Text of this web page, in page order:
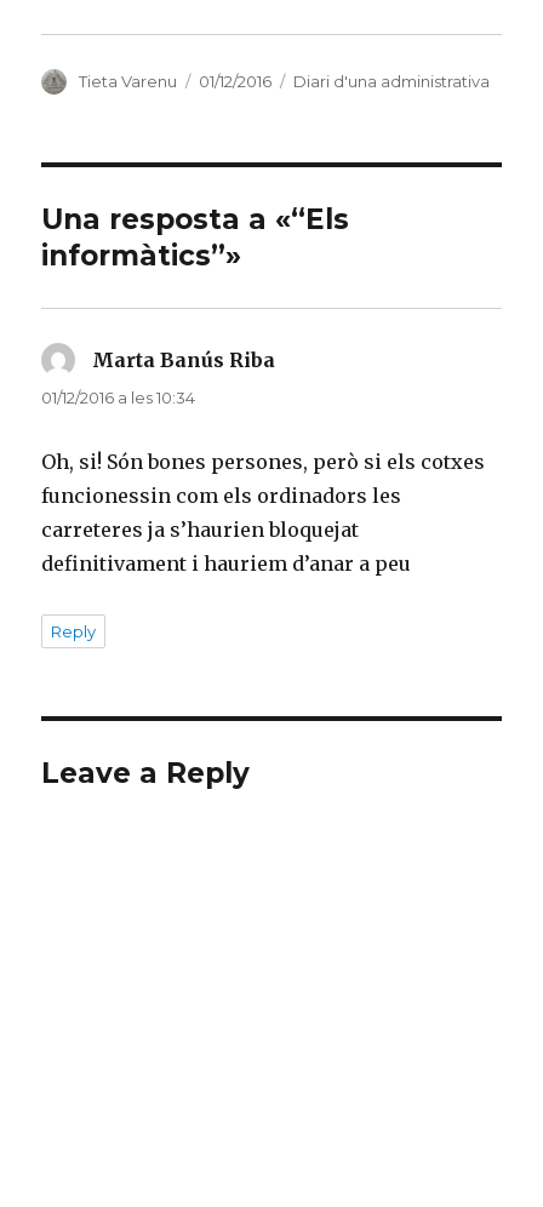
Autor
Tieta Varenu
Publicat
01/12/2016 Categories
Diari d'una administrativa
Una resposta a «“Els
informàtics”»
Marta Banús Riba
01/12/2016 a les 10:34
Oh, si! Són bones persones, però si els cotxes
funcionessin com els ordinadors les
carreteres ja s’haurien bloquejat
definitivament i hauriem d’anar a peu
Reply
Leave a Reply